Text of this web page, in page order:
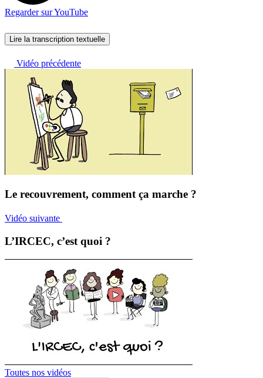
Regarder sur YouTube
Lire la transcription textuelle
Vidéo précédente
Le recouvrement, comment ça marche ?
Vidéo suivante
L’IRCEC, c’est quoi ?
Toutes nos vidéos